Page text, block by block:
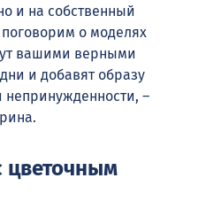
и на собственный
о моделях
вашими верными
и добавят образу
непринужденности, –
цветочным